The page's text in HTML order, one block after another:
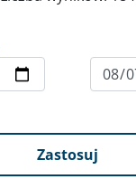
Zastosuj